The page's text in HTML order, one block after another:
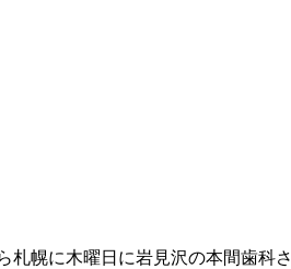
札幌に木曜日に岩見沢の本間歯